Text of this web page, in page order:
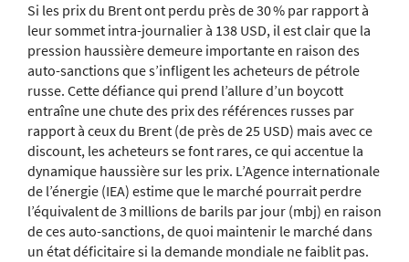
Si les prix du Brent ont perdu près de 30 % par rapport à
leur sommet intra-journalier à 138 USD, il est clair que la
pression haussière demeure importante en raison des
auto-sanctions que s’infligent les acheteurs de pétrole
russe. Cette défiance qui prend l’allure d’un boycott
entraîne une chute des prix des références russes par
rapport à ceux du Brent (de près de 25 USD) mais avec ce
discount, les acheteurs se font rares, ce qui accentue la
dynamique haussière sur les prix. L’Agence internationale
de l’énergie (IEA) estime que le marché pourrait perdre
l’équivalent de 3 millions de barils par jour (mbj) en raison
de ces auto-sanctions, de quoi maintenir le marché dans
un état déficitaire si la demande mondiale ne faiblit pas.